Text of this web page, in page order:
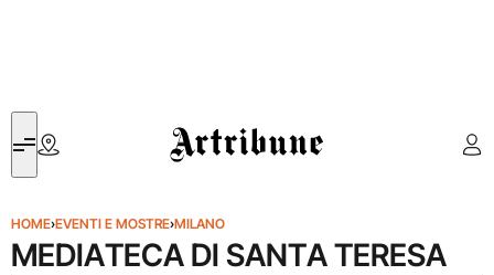
Artribune
HOME›EVENTI E MOSTRE›MILANO
MEDIATECA DI SANTA TERESA